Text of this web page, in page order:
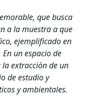
que busca
a la muestra a que
ejemplificado en
un espacio de
extracción de un
de estudio y
y ambientales.